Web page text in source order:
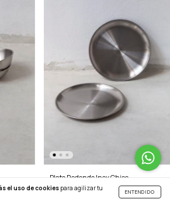
el uso de cookies para agilizar tu
ENTENDIDO
Plato Redondo Inox Chico
$12.900